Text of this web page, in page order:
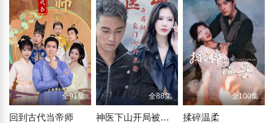
全91集
回到古代当帝师
全88集
神医下山开局被豪门女神求娶
全100集
揉碎温柔